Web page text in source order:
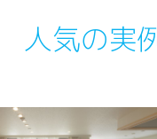
人気の実